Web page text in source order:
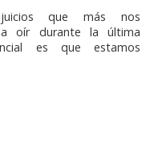
que más nos
a oír durante la última
es que estamos